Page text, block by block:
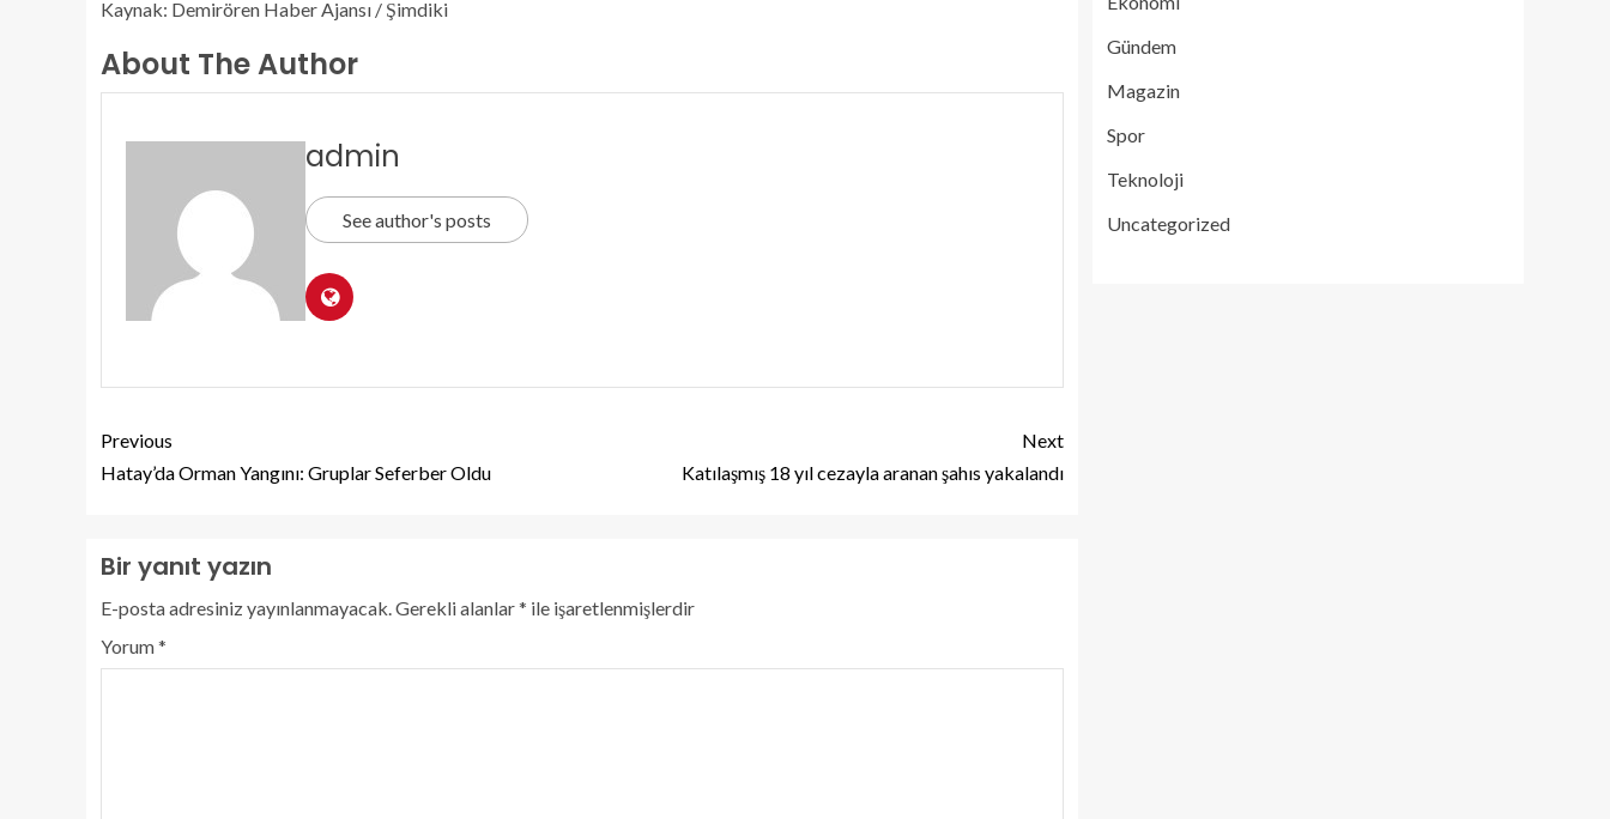
Kaynak: Demirören Haber Ajansı / Şimdiki
About The Author
admin
See author's posts
Previous
Hatay’da Orman Yangını: Gruplar Seferber Oldu
Next
Katılaşmış 18 yıl cezayla aranan şahıs yakalandı
Bir yanıt yazın
E-posta adresiniz yayınlanmayacak.Gerekli alanlar* ile işaretlenmişlerdir
Yorum*
Gündem
Magazin
Spor
Teknoloji
Uncategorized